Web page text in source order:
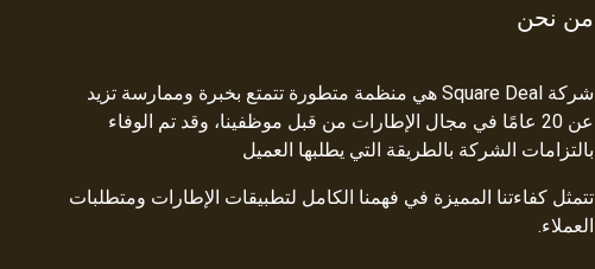
من نحن
شركة Square Deal هي منظمة متطورة تتمتع بخبرة وممارسة تزيد
عن 20 عامًا في مجال الإطارات من قبل موظفينا، وقد تم الوفاء
بالتزامات الشركة بالطريقة التي يطلبها العميل
تتمثل كفاءتنا المميزة في فهمنا الكامل لتطبيقات الإطارات ومتطلبات
العملاء.